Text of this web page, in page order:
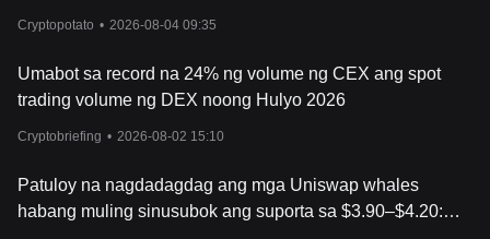
Cryptopotato • 2026-08-04 09:35
Umabot sa record na 24% ng volume ng CEX ang spot
trading volume ng DEX noong Hulyo 2026
Cryptobriefing • 2026-08-02 15:10
Patuloy na nagdadagdag ang mga Uniswap whales
habang muling sinusubok ang suporta sa $3.90–$4.20: